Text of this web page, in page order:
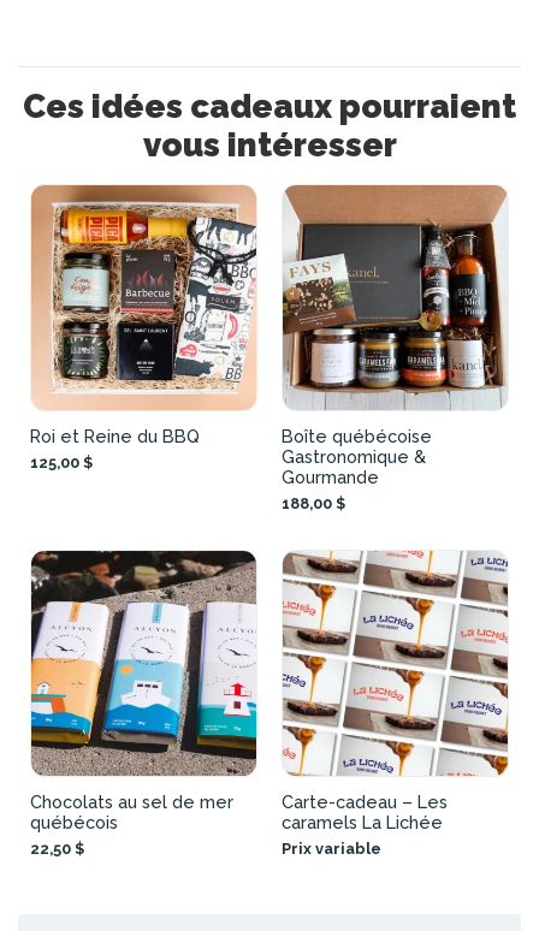
Ces idées cadeaux pourraient
vous intéresser
Roi et Reine du BBQ
125,00 $
Boîte québécoise
Gastronomique &
Gourmande
188,00 $
Chocolats au sel de mer
québécois
22,50 $
Carte-cadeau – Les
caramels La Lichée
Prix variable